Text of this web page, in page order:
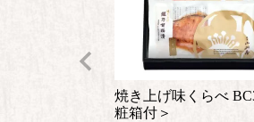
焼き上げ味くらべ
粧箱付＞